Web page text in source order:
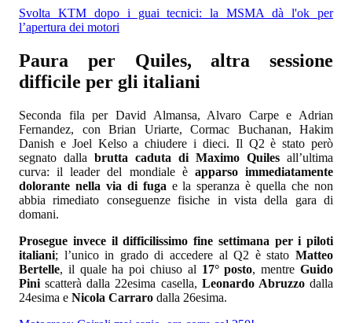
Svolta KTM dopo i guai tecnici: la MSMA dà l'ok per
l’apertura dei motori
Paura per Quiles, altra sessione
difficile per gli italiani
Seconda fila per David Almansa, Alvaro Carpe e Adrian
Fernandez, con Brian Uriarte, Cormac Buchanan, Hakim
Danish e Joel Kelso a chiudere i dieci. Il Q2 è stato però
segnato dalla brutta caduta di Maximo Quiles all’ultima
curva: il leader del mondiale è apparso immediatamente
dolorante nella via di fuga e la speranza è quella che non
abbia rimediato conseguenze fisiche in vista della gara di
domani.
Prosegue invece il difficilissimo fine settimana per i piloti
italiani; l’unico in grado di accedere al Q2 è stato Matteo
Bertelle, il quale ha poi chiuso al 17° posto, mentreGuido
Piniscatterà dalla 22esima casella, Leonardo Abruzzodalla
24esima e Nicola Carraro dalla 26esima.